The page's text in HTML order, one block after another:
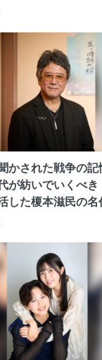
かされた戦争の記
が紡いでいくべ
した榎本滋民の名